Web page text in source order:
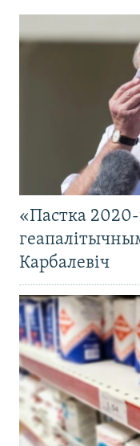
«Пастка
Карбалевіч